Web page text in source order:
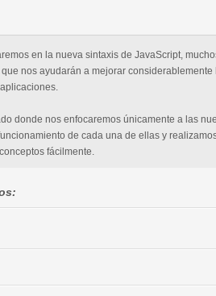
en la nueva sintaxis de JavaScript,
nos ayudarán a mejorar
donde nos enfocaremos únicamente a las
de cada una de ellas y
fácilmente.